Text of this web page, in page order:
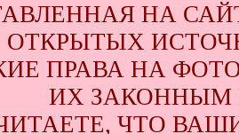
НА
ОТКРЫТЫХ
ПРАВА НА
ИХ ЗАКОННЫМ
ЧТО